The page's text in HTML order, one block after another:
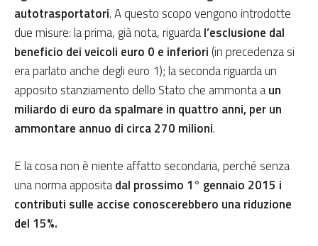
autotrasportatori. A questo scopo vengono introdotte
due misure: la prima, già nota, riguardal’esclusione dal
beneficio dei veicoli euro 0 e inferiori (in precedenza si
era parlato anche degli euro 1); la seconda riguarda un
apposito stanziamento dello Stato che ammonta aun
miliardo di euro da spalmare in quattro anni, per un
ammontare annuo di circa 270 milioni.
E la cosa non è niente affatto secondaria, perché senza
una norma appositadal prossimo 1° gennaio 2015 i
contributi sulle accise conoscerebbero una riduzione
del 15%.